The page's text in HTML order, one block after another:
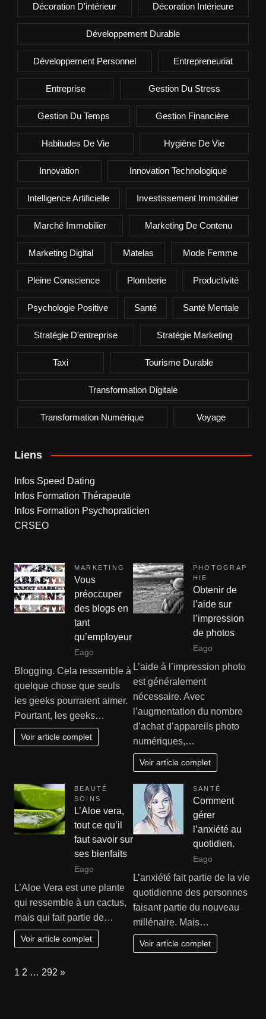
Décoration D'intérieur Décoration Intérieure
Développement Durable
Développement Personnel Entrepreneuriat
Entreprise Gestion Du Stress
Gestion Du Temps Gestion Financière
Habitudes De Vie Hygiène De Vie
Innovation Innovation Technologique
Intelligence Artificielle Investissement Immobilier
Marché Immobilier Marketing De Contenu
Marketing Digital Matelas Mode Femme
Pleine Conscience Plomberie Productivité
Psychologie Positive Santé Santé Mentale
Stratégie D'entreprise Stratégie Marketing
Taxi Tourisme Durable
Transformation Digitale
Transformation Numérique Voyage
Liens
Infos Speed Dating
Infos Formation Thérapeute
Infos Formation Psychopraticien
CRSEO
MARKETING
Vous
préoccuper
des blogs en
tant
qu’employeur
Eago
Blogging. Cela ressemble à
quelque chose que seuls
les geeks pourraient aimer.
Pourtant, les geeks…
Voir article complet
PHOTOGRAP
HIE
Obtenir de
l’aide sur
l’impression
de photos
Eago
L’aide à l’impression photo
est généralement
nécessaire. Avec
l’augmentation du nombre
d’achat d’appareils photo
numériques,…
Voir article complet
BEAUTÉ
SOINS
L’Aloe vera,
tout ce qu’il
faut savoir sur
ses bienfaits
Eago
L’Aloe Vera est une plante
qui ressemble à un cactus,
mais qui fait partie de…
Voir article complet
SANTÉ
Comment
gérer
l’anxiété au
quotidien.
Eago
L’anxiété fait partie de la vie
quotidienne des personnes
faisant partie du nouveau
millénaire. Mais…
Voir article complet
Page:
1 2 … 292 Next
»